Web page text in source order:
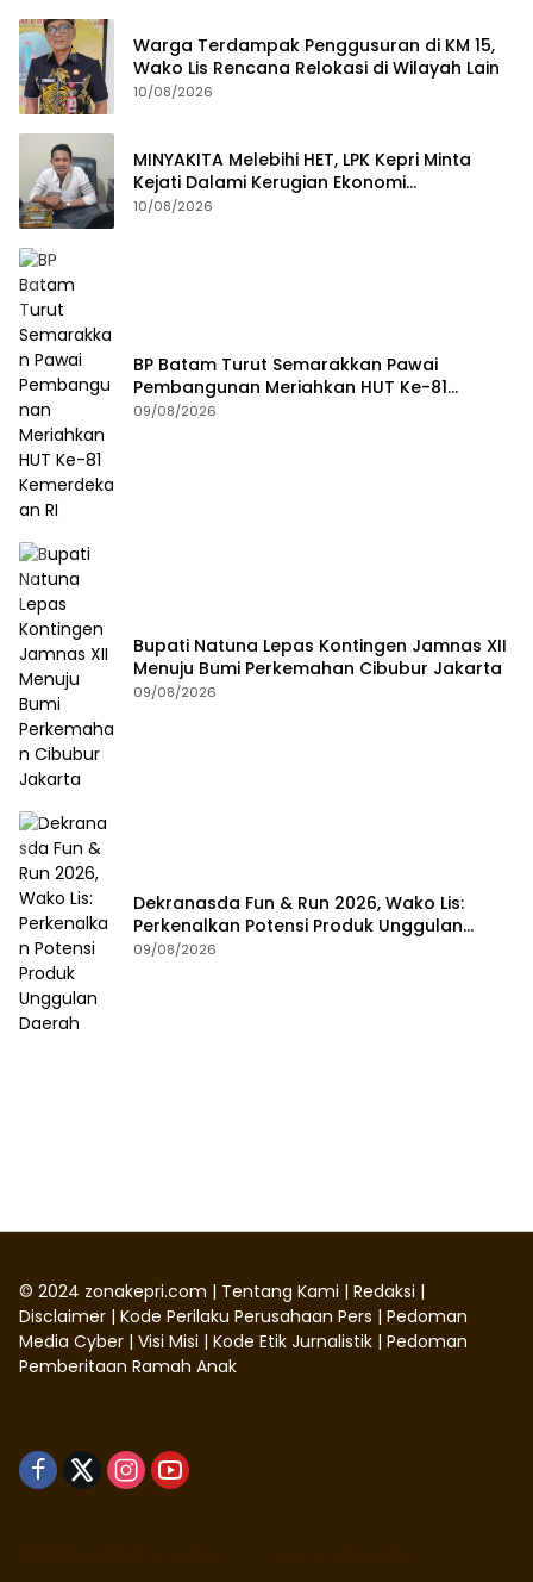
Warga Terdampak Penggusuran di KM 15,
Wako Lis Rencana Relokasi di Wilayah Lain
10/08/2026
MINYAKITA Melebihi HET, LPK Kepri Minta
Kejati Dalami Kerugian Ekonomi
Masyarakat
10/08/2026
BP Batam Turut Semarakkan Pawai
Pembangunan Meriahkan HUT Ke-81
Kemerdekaan RI
09/08/2026
Bupati Natuna Lepas Kontingen Jamnas XII
Menuju Bumi Perkemahan Cibubur Jakarta
09/08/2026
Dekranasda Fun & Run 2026, Wako Lis:
Perkenalkan Potensi Produk Unggulan
Daerah
09/08/2026
© 2024 zonakepri.com | Tentang Kami | Redaksi |
Disclaimer | Kode Perilaku Perusahaan Pers | Pedoman
Media Cyber | Visi Misi | Kode Etik Jurnalistik | Pedoman
Pemberitaan Ramah Anak